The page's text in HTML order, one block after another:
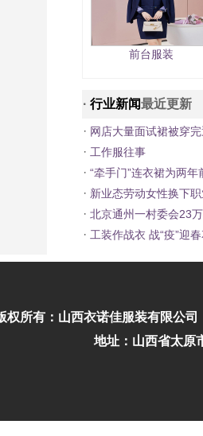
前台服装
· 行业新闻最近更新
· 网店大量面试裙被穿
· 工作服往事
· “牵手门”连衣裙为两
· 新业态劳动女性换下
· 北京通州一村委会23
· 工装作战衣 战“疫”迎
权所有： 山西衣诺佳服装有限公司
地址：山西省太原